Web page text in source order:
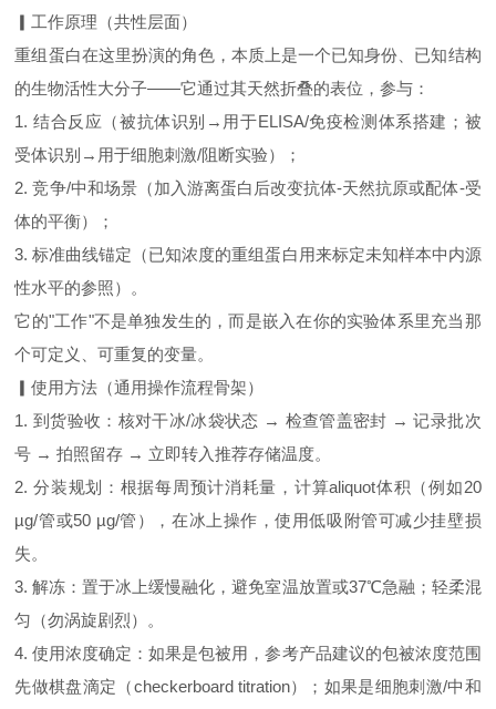
▎工作原理（共性层面）
重组蛋白在这里扮演的角色，本质上是一个已知身份、已知结构
的生物活性大分子——它通过其天然折叠的表位，参与：
1. 结合反应（被抗体识别→用于ELISA/免疫检测体系搭建；被
受体识别→用于细胞刺激/阻断实验）；
2. 竞争/中和场景（加入游离蛋白后改变抗体-天然抗原或配体-受
体的平衡）；
3. 标准曲线锚定（已知浓度的重组蛋白用来标定未知样本中内源
性水平的参照）。
它的"工作"不是单独发生的，而是嵌入在你的实验体系里充当那
个可定义、可重复的变量。
▎使用方法（通用操作流程骨架）
1. 到货验收：核对干冰/冰袋状态 → 检查管盖密封 → 记录批次
号 → 拍照留存 → 立即转入推荐存储温度。
2. 分装规划：根据每周预计消耗量，计算aliquot体积（例如20
µg/管或50 µg/管），在冰上操作，使用低吸附管可减少挂壁损
失。
3. 解冻：置于冰上缓慢融化，避免室温放置或37℃急融；轻柔混
匀（勿涡旋剧烈）。
4. 使用浓度确定：如果是包被用，参考产品建议的包被浓度范围
先做棋盘滴定（checkerboard titration）；如果是细胞刺激/中和